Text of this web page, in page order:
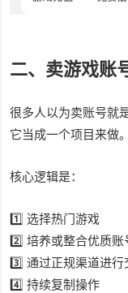
二、卖游戏账
很多人以为卖账号就
它当成一个项目来做。
核心逻辑是：
1️⃣ 选择热门游戏
2️⃣ 培养或整合优质账
3️⃣ 通过正规渠道进行
4️⃣ 持续复制操作